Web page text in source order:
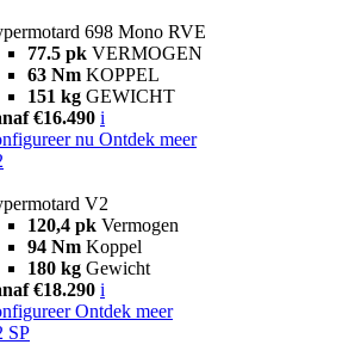
698 Mono RVE
77.5 pk VERMOGEN
63 Nm KOPPEL
151 kg GEWICHT
€16.490 i
nu Ontdek meer
V2
120,4 pk Vermogen
94 Nm Koppel
180 kg Gewicht
€18.290 i
Ontdek meer
SP